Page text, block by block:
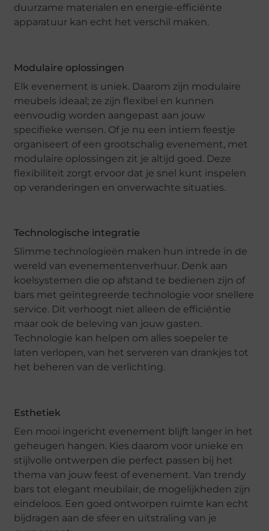
duurzame materialen en energie-efficiënte
apparatuur kan echt het verschil maken.
Modulaire oplossingen
Elk evenement is uniek. Daarom zijn modulaire
meubels ideaal; ze zijn flexibel en kunnen
eenvoudig worden aangepast aan jouw
specifieke wensen. Of je nu een intiem feestje
organiseert of een grootschalig evenement, met
modulaire oplossingen zit je altijd goed. Deze
flexibiliteit zorgt ervoor dat je snel kunt inspelen
op veranderingen en onverwachte situaties.
Technologische integratie
Slimme technologieën maken hun intrede in de
wereld van evenementenverhuur. Denk aan
koelsystemen die op afstand te bedienen zijn of
bars met geïntegreerde technologie voor snellere
service. Dit verhoogt niet alleen de efficiëntie
maar ook de beleving van jouw gasten.
Technologie kan helpen om alles soepeler te
laten verlopen, van het serveren van drankjes tot
het beheren van de verlichting.
Esthetiek
Een mooi ingericht evenement blijft langer in het
geheugen hangen. Kies daarom voor unieke en
stijlvolle ontwerpen die perfect passen bij het
thema van jouw feest of evenement. Van trendy
bars tot elegant meubilair, de mogelijkheden zijn
eindeloos. Een goed ontworpen ruimte kan echt
bijdragen aan de sfeer en uitstraling van je